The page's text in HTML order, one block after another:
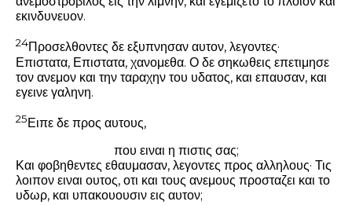
εκινδυνευον.
24Προσελθοντες δε εξυπνησαν αυτον, λεγοντες·
Επιστατα, Επιστατα, χανομεθα. Ο δε σηκωθεις επετιμησε
τον ανεμον και την ταραχην του υδατος, και επαυσαν, και
εγεινε γαληνη.
25Ειπε δε προς αυτους,
που ειναι η πιστις σας;
Και φοβηθεντες εθαυμασαν, λεγοντες προς αλληλους· Τις
λοιπον ειναι ουτος, οτι και τους ανεμους προσταζει και το
υδωρ, και υπακουουσιν εις αυτον;